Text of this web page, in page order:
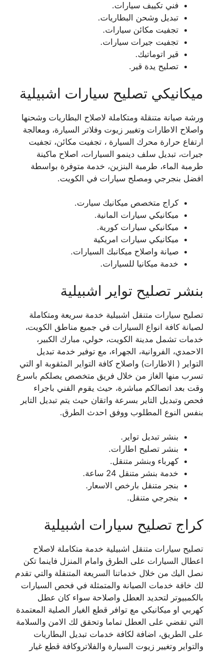
فني تكييف سيارات.
تبديل وشحن البطاريات.
تجفيت مكائن سيارات.
تجفيت جيرات سيارات.
قير اتوماتيك.
تصليح يدة قير.
ميكانيكي تصليح سيارات اشبيلية
ورشة صيانة متنقلة ومتكاملة لاصلاح البطاريات وشحنها
واصلاح الاطارات وتغيير زيوت وفلاتر السيارة، ومعالجة
ارتفاع حرارة محرك السيارة ، تجفيت مكائن، تجفيت
جيرات، تبديل سلف دينمو السيارات، اصلاح ماكينة
طرمبة الماء، طرمبة البنزين، خدمة متوفرة بواسطة
افضل بنجرجي ومصلح سيارات في الكويت.
كراج متخصص ميكانيك سيارت.
ميكانيكي سيارات المانية.
ميكانيكي سيارات كورية.
ميكانيكي سيارات امريكية
صيانة واصلاح ميكانبك السيارات.
خدمة ميكانيا للسيارات.
بنشر تصليح تواير اشبيلية
تصليح سيارات متنقل اشبيلية خدمة سريعة ومتكاملة
لصيانة كافة انواع السيارات في جميع مناطق الكويت،
خدمات تشمل مدينة الكويت، حولي، مبارك الكبير،
الاحمدي، الفروانية، الجهراء، مع توفير خدمة تبديل
التواير ( الاطارات) واصلاح كافة التواير المثقوبة او التي
تسرب منها الغاز من خلال فريق متخصص يصلكم باسرع
وقت بعد اتصالكم مباشرة، حيث يقوم الفني باجراء
فحص وتبديل التاير بسرعة واتقان حيث يتم تبديل التاير
بنفس النوع المطلوب ووفق احدث الطرق.
بنشر تبديل تواير.
بنشر تصليح اطارات.
كهرباء وبنشر متنقل.
خدمة بنشر متنقل 24 ساعة.
بنجر متنقل بارخص الاسعار.
بنجرجي متنقل.
كراج تصليح سيارات اشبيلية
تصليح سيارات متنقل اشبيلية خدمة متكاملة لاصلاح
اعطال السيارات على الطرق وامام المنزل فاينما تكن
نصل اليك من خلال خدماتنا السريعة المتنقلة والتي تقدم
لك خافة خدمات الصيانة والمتمثلة في فحص السيارات
بالكمبيوتر لتحديد العطل واصلاحة سواء كان عطل
كهربي او ميكانيكي مع توافر قطع الغيار الصلية المعتمدة
التي تقضي على العطل تماما وتحقق لك الامن والسلامة
على الطريق، اضافة لكافة خدمات تبديل البطاريات
والتواير وتغيير زيوت السيارة والفلاتروكافة قطع غيار